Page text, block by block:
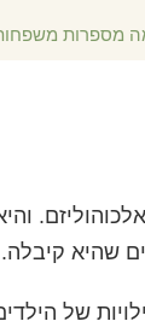
מספרות משפחות
שהיא קיבלה.
של